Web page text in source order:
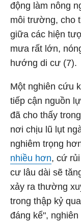
động làm nông
môi trường, cho
giữa các hiện
mưa rất lớn,
hướng di cư (7).
Một nghiên cứu
tiếp cận nguồn
đã cho thấy
nơi chịu lũ lụt
nghiêm trọng
nhiều hơn, cứ
cư lâu dài sẽ
xảy ra thường
trong thập kỷ
đáng kể",